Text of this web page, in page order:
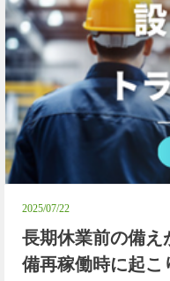
2025/07/22
長期休業前の備え
備再稼働時に起こ